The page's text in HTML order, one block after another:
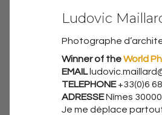
Ludovic
Photographe
Winner of theWorld
EMAIL
TELEPHONE+33(0)6
ADRESSENîmes 30000
Je me déplace